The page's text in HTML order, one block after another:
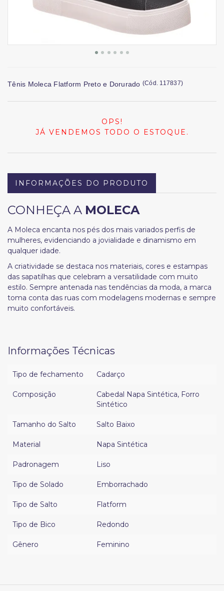
Tênis Moleca Flatform Preto e Dorurado (Cód. 117837)
OPS!
JÁ VENDEMOS TODO O ESTOQUE.
INFORMAÇÕES DO PRODUTO
CONHEÇA A MOLECA
A Moleca encanta nos pés dos mais variados perfis de
mulheres, evidenciando a jovialidade e dinamismo em
qualquer idade.
A criatividade se destaca nos materiais, cores e estampas
das sapatilhas que celebram a versatilidade com muito
estilo. Sempre antenada nas tendências da moda, a marca
toma conta das ruas com modelagens modernas e sempre
muito confortáveis.
Informações Técnicas
Tipo de fechamento Cadarço
Composição Cabedal Napa Sintética, Forro
Sintético
Tamanho do Salto Salto Baixo
Material Napa Sintética
Padronagem Liso
Tipo de Solado Emborrachado
Tipo de Salto Flatform
Tipo de Bico Redondo
Gênero Feminino